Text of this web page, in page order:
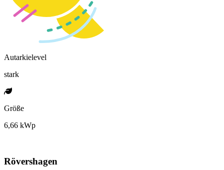
Autarkielevel
stark
Größe
6,66 kWp
Rövershagen